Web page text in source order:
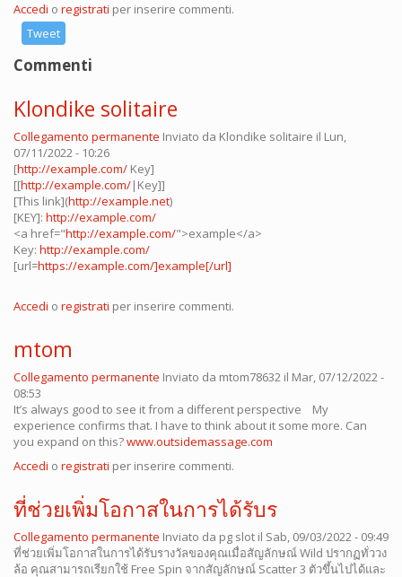
Accedi o registrati per inserire commenti.
Tweet
Commenti
Klondike solitaire
Collegamento permanente Inviato da Klondike solitaire il Lun,
07/11/2022 - 10:26
[http://example.com/ Key]
[[http://example.com/|Key]]
[This link](http://example.net)
[KEY]: http://example.com/
<a href="http://example.com/">example</a>
Key: http://example.com/
[url=https://example.com/]example[/url]
Accedi o registrati per inserire commenti.
mtom
Collegamento permanente Inviato da mtom78632 il Mar, 07/12/2022 -
08:53
It’s always good to see it from a different perspective My
experience confirms that. I have to think about it some more. Can
you expand on this?www.outsidemassage.com
Accedi o registrati per inserire commenti.
ที่ช่วยเพิ่มโอกาสในการได้รับร
Collegamento permanente Inviato da pg slot il Sab, 09/03/2022 - 09:49
ที่ช่วยเพิ่มโอกาสในการได้รับรางวัลของคุณเมื่อสัญลักษณ์ Wild ปรากฏทั่ววง
ล้อ คุณสามารถเรียกใช้ Free Spin จากสัญลักษณ์ Scatter 3 ตัวขึ้นไปได้และ